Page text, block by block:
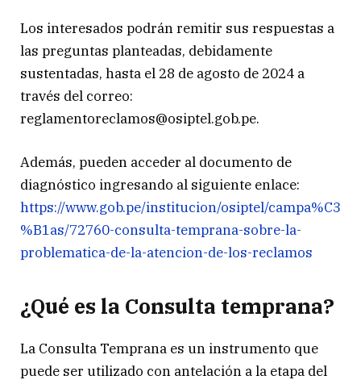
Los interesados podrán remitir sus respuestas a
las preguntas planteadas, debidamente
sustentadas, hasta el 28 de agosto de 2024 a
través del correo:
reglamentoreclamos@osiptel.gob.pe.
Además, pueden acceder al documento de
diagnóstico ingresando al siguiente enlace:
https://www.gob.pe/institucion/osiptel/campa%C3
%B1as/72760-consulta-temprana-sobre-la-
problematica-de-la-atencion-de-los-reclamos
¿Qué es la Consulta temprana?
La Consulta Temprana es un instrumento que
puede ser utilizado con antelación a la etapa del